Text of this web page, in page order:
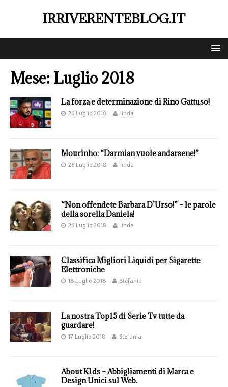
IRRIVERENTEBLOG.IT
Mese: Luglio 2018
La forza e determinazione di Rino Gattuso!
26 Luglio 2018 linda
Mourinho: “Darmian vuole andarsene!”
26 Luglio 2018 linda
“Non offendete Barbara D’Urso!” – le parole
della sorella Daniela!
26 Luglio 2018 linda
Classifica Migliori Liquidi per Sigarette
Elettroniche
18 Luglio 2018 Stefania
La nostra Top15 di Serie Tv tutte da
guardare!
17 Luglio 2018 Stefania
About K1ds – Abbigliamenti di Marca e
Design Unici sul Web.